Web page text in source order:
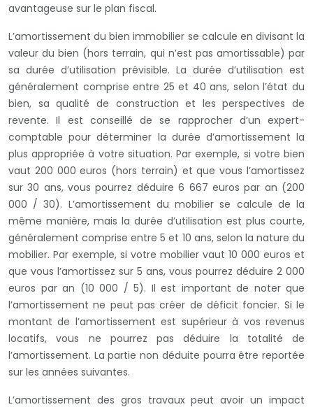
avantageuse sur le plan fiscal.
L’amortissement du bien immobilier se calcule en divisant la
valeur du bien (hors terrain, qui n’est pas amortissable) par
sa durée d’utilisation prévisible. La durée d’utilisation est
généralement comprise entre 25 et 40 ans, selon l’état du
bien, sa qualité de construction et les perspectives de
revente. Il est conseillé de se rapprocher d’un expert-
comptable pour déterminer la durée d’amortissement la
plus appropriée à votre situation. Par exemple, si votre bien
vaut 200 000 euros (hors terrain) et que vous l’amortissez
sur 30 ans, vous pourrez déduire 6 667 euros par an (200
000 / 30). L’amortissement du mobilier se calcule de la
même manière, mais la durée d’utilisation est plus courte,
généralement comprise entre 5 et 10 ans, selon la nature du
mobilier. Par exemple, si votre mobilier vaut 10 000 euros et
que vous l’amortissez sur 5 ans, vous pourrez déduire 2 000
euros par an (10 000 / 5). Il est important de noter que
l’amortissement ne peut pas créer de déficit foncier. Si le
montant de l’amortissement est supérieur à vos revenus
locatifs, vous ne pourrez pas déduire la totalité de
l’amortissement. La partie non déduite pourra être reportée
sur les années suivantes.
L’amortissement des gros travaux peut avoir un impact